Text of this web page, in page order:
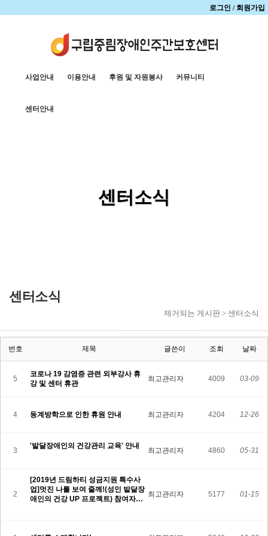
로그인 / 회원가입
사업안내 이용안내 후원 및 자원봉사 커뮤니티
센터안내
센터소식
센터소식
제거되는 게시판 > 센터소식
번호 제목 글쓴이 조회 날짜
5
코로나 19 감염증 관련 외부강사 휴
강 및 센터 휴관
최고관리자 4009 03-09
4 동계방학으로 인한 휴원 안내 최고관리자 4204 12-26
3
'발달장애인의 건강관리 교육' 안내
최고관리자 4860 05-31
2
[2019년 드림하티 성금지원 특수사
업]멋진 나를 보여 줄께!(성인 발달장
애인의 건강 UP 프로젝트) 참여자…
최고관리자 5177 01-15